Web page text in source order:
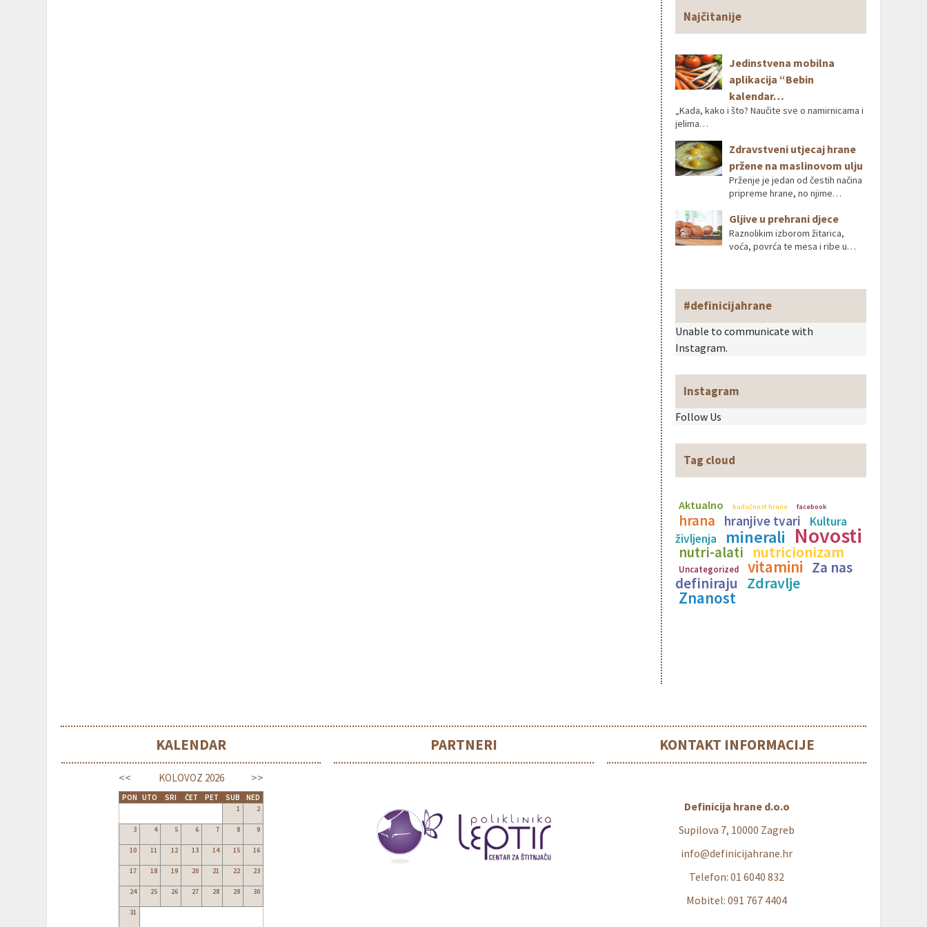
Najčitanije
Jedinstvena mobilna
aplikacija “Bebin
kalendar…
„Kada, kako i što? Naučite sve o namirnicama i
jelima…
Zdravstveni utjecaj hrane
pržene na maslinovom ulju
Prženje je jedan od čestih načina
pripreme hrane, no njime…
Gljive u prehrani djece
Raznolikim izborom žitarica,
voća, povrća te mesa i ribe u…
#definicijahrane
Unable to communicate with
Instagram.
Instagram
Follow Us
Tag cloud
Aktualno budućnost hrane facebook
hrana hranjive tvari
Kultura
življenja
minerali Novosti
nutri-alati nutricionizam
Uncategorized vitamini Za nas
definiraju Zdravlje
Znanost
KALENDAR
<< >>
KOLOVOZ 2026
PON UTO SRI ČET PET SUB NED
1 2
3 4 5 6 7 8 9
10 11 12 13 14 15 16
17 18 19 20 21 22 23
24 25 26 27 28 29 30
31
PARTNERI KONTAKT INFORMACIJE
Definicija hrane d.o.o
Supilova 7, 10000 Zagreb
info@definicijahrane.hr
Telefon: 01 6040 832
Mobitel: 091 767 4404